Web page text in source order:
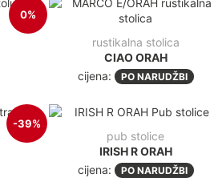
0%
rustikalna stolica
CIAO ORAH
cijena:
PO NARUDŽBI
-39%
pub stolice
IRISH R ORAH
cijena:
PO NARUDŽBI